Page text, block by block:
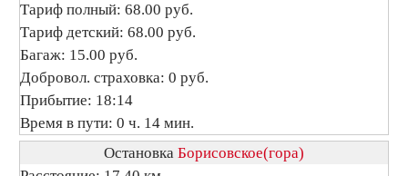
Тариф полный: 68.00 руб.
Тариф детский: 68.00 руб.
Багаж: 15.00 руб.
Добровол. страховка: 0 руб.
Прибытие: 18:14
Время в пути: 0 ч. 14 мин.
Остановка Борисовское(гора)